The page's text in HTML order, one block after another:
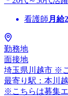
看護師 月給
勤務地
面接地
埼玉県川越市 ※
最寄り駅：本川
※こちらは募集